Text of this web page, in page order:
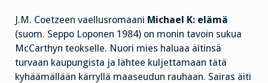
J.M. Coetzeen vaellusromaani Michael K: elämä
(suom. Seppo Loponen 1984) on monin tavoin sukua
McCarthyn teokselle. Nuori mies haluaa äitinsä
turvaan kaupungista ja lähtee kuljettamaan tätä
kyhäämällään kärryllä maaseudun rauhaan. Sairas äiti